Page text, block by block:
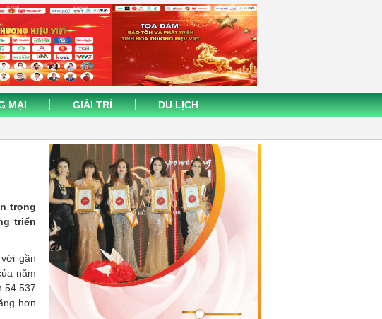
MẠI GIẢI TRÍ DU LỊCH
trọng
triển
gần
năm
54.537
hơn